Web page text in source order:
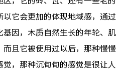
以它会更加的体现地域感，通过
基因，木质自然生长的年轮、肌
而且它被使用过以后，那种慢慢
，那种沉甸甸的感觉是很让人